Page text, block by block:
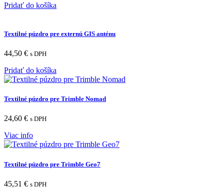
Pridať do košíka
Textilné púzdro pre externú GIS anténu
44,50 € s DPH
Pridať do košíka
Textilné púzdro pre Trimble Nomad
24,60 € s DPH
Viac info
Textilné púzdro pre Trimble Geo7
45,51 € s DPH